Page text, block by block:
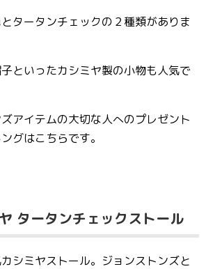
タータンチェックの２種類がありま
といったカシミヤ製の小物も人気で
アイテムの大切な人へのプレゼント
グはこちらです。
タータンチェックストール
シミヤストール。ジョンストンズと